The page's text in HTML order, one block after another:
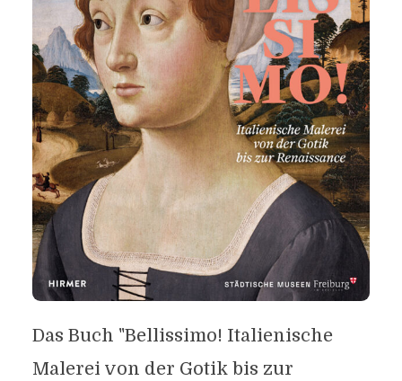
Das Buch "Bellissimo! Italienische
Malerei von der Gotik bis zur